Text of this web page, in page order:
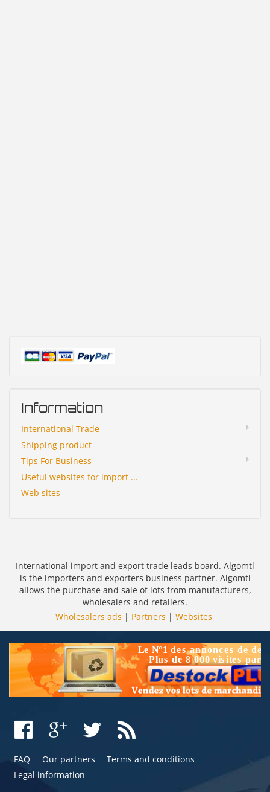
Information
International Trade
Shipping product
Tips For Business
Useful websites for import ...
Web sites
International import and export trade leads board. Algomtl
is the importers and exporters business partner. Algomtl
allows the purchase and sale of lots from manufacturers,
wholesalers and retailers.
Wholesalers ads | Partners | Websites
FAQ Our partners
Terms and conditions
Legal information